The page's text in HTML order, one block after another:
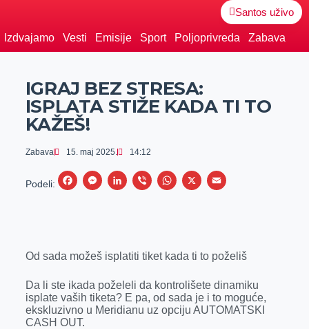
Santos uživo
Izdvajamo Vesti Emisije Sport Poljoprivreda Zabava
IGRAJ BEZ STRESA:
ISPLATA STIŽE KADA TI TO
KAŽEŠ!
Zabava 15. maj 2025. 14:12
Podeli:
F
b
o
k
M
e
g
e
L
e
I
n
V
r
W
s
p
p
X
E
l
Od sada možeš isplatiti tiket kada ti to poželiš
Da li ste ikada poželeli da kontrolišete dinamiku
isplate vaših tiketa? E pa, od sada je i to moguće,
ekskluzivno u Meridianu uz opciju AUTOMATSKI
CASH OUT.